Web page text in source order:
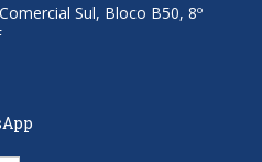
Sul, Bloco B50, 8º